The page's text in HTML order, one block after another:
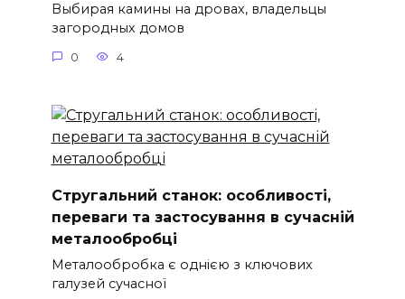
Выбирая камины на дровах, владельцы
загородных домов
0 4
Стругальний станок: особливості,
переваги та застосування в сучасній
металообробці
Металообробка є однією з ключових
галузей сучасної